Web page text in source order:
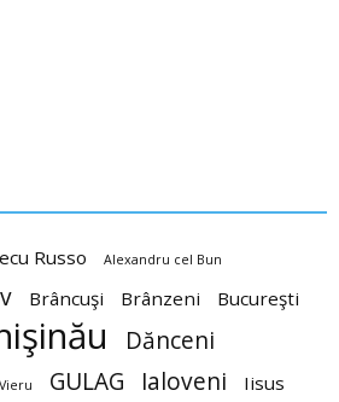
Russo Alexandru cel Bun
Brâncuşi Brânzeni
Bucureşti
Dănceni
GULAG Ialoveni
Iisus